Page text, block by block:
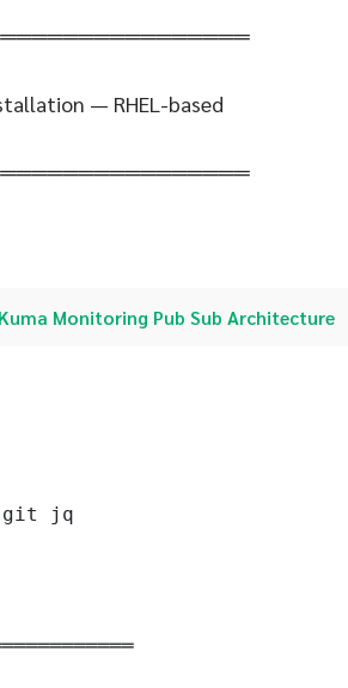
— RHEL-based
Monitoring Pub Sub Architecture
git jq